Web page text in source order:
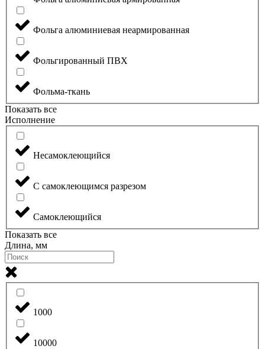
Фольга алюминиевая неармированная
Фольгированный ПВХ
Фольма-ткань
Показать все
Исполнение
Несамоклеющийся
С самоклеющимся разрезом
Самоклеющийся
Показать все
Длина, мм
1000
10000